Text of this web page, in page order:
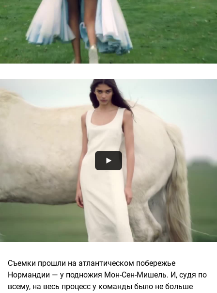
Съемки прошли на атлантическом побережье
Нормандии — у подножия Мон-Сен-Мишель. И, судя по
всему, на весь процесс у команды было не больше